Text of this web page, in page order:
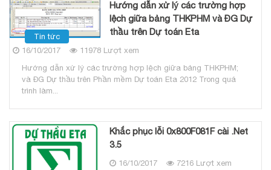
Tin tức
Hướng dẫn xử lý các trường hợp
lệch giữa bảng THKPHM và ĐG Dự
thầu trên Dự toán Eta
16/10/2017
11978 Lượt xem
Hướng dẫn xử lý các trường hợp lệch giữa bảng THKPHM;
và ĐG Dự thầu trên Phần mềm Dự toán Eta 2012 Trong quá
trình làm...
Khắc phục lỗi 0x800F081F cài .Net
3.5
16/10/2017
7216 Lượt xem